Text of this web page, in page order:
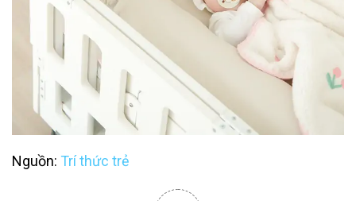
Nguồn: Trí thức trẻ